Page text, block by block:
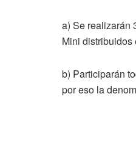
a) Se realizarán
Mini distribuidos
b) Participarán
por eso la